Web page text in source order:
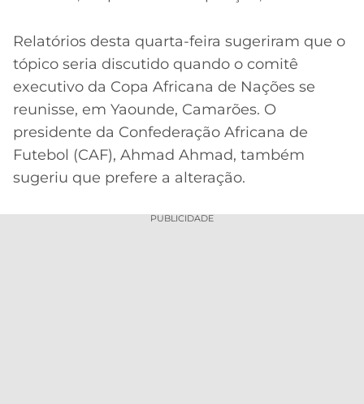
Relatórios desta quarta-feira sugeriram que o
tópico seria discutido quando o comitê
executivo da Copa Africana de Nações se
reunisse, em Yaounde, Camarões. O
presidente da Confederação Africana de
Futebol (CAF), Ahmad Ahmad, também
sugeriu que prefere a alteração.
PUBLICIDADE